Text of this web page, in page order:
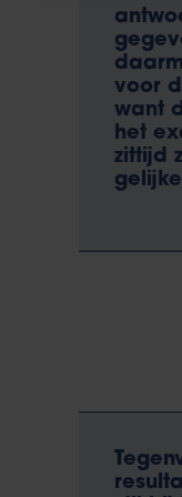
voor
want
het
zittijd